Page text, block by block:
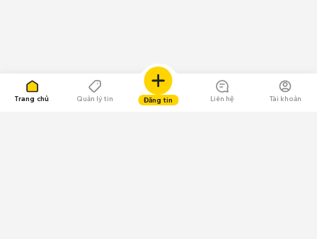
Trang chủ Quản lý tin Đăng tin Liên hệ Tài khoản